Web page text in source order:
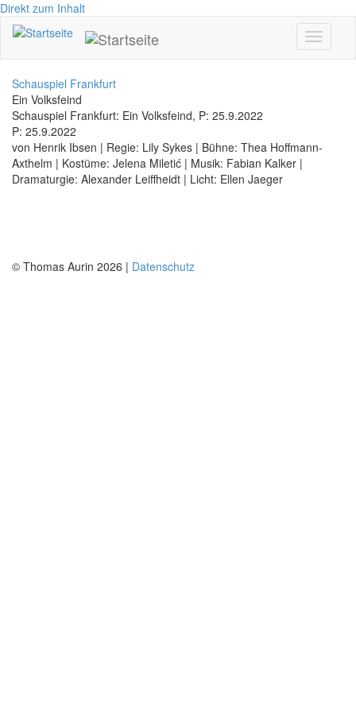
Direkt zum Inhalt
Toggle
Schauspiel Frankfurt
Ein Volksfeind
Schauspiel Frankfurt: Ein Volksfeind, P: 25.9.2022
P: 25.9.2022
von Henrik Ibsen | Regie: Lily Sykes | Bühne: Thea Hoffmann-
Axthelm | Kostüme: Jelena Miletić | Musik: Fabian Kalker |
Dramaturgie: Alexander Leiffheidt | Licht: Ellen Jaeger
© Thomas Aurin 2026 | Datenschutz